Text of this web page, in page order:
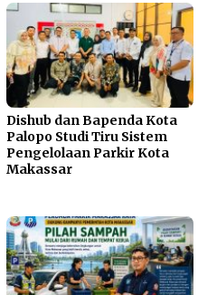
Dishub dan Bapenda Kota
Palopo Studi Tiru Sistem
Pengelolaan Parkir Kota
Makassar